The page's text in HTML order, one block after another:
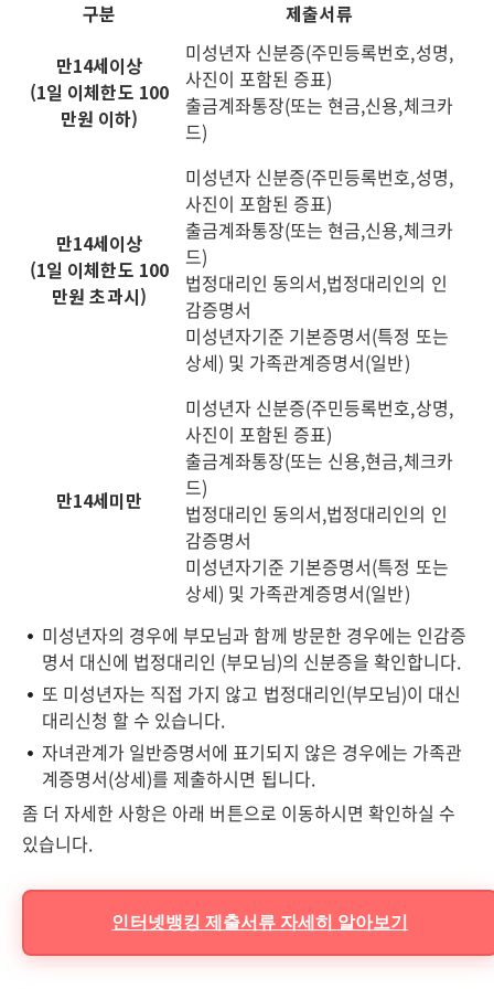
구분
제출서류
만14세이상
(1일 이체한도 100
만원 이하)
미성년자 신분증(주민등록번호,성명,
사진이 포함된 증표)
출금계좌통장(또는 현금,신용,체크카
드)
만14세이상
(1일 이체한도 100
만원 초과시)
미성년자 신분증(주민등록번호,성명,
사진이 포함된 증표)
출금계좌통장(또는 현금,신용,체크카
드)
법정대리인 동의서,법정대리인의 인
감증명서
미성년자기준 기본증명서(특정 또는
상세) 및 가족관계증명서(일반)
만14세미만
미성년자 신분증(주민등록번호,상명,
사진이 포함된 증표)
출금계좌통장(또는 신용,현금,체크카
드)
법정대리인 동의서,법정대리인의 인
감증명서
미성년자기준 기본증명서(특정 또는
상세) 및 가족관계증명서(일반)
미성년자의 경우에 부모님과 함께 방문한 경우에는 인감증
명서 대신에 법정대리인 (부모님)의 신분증을 확인합니다.
또 미성년자는 직접 가지 않고 법정대리인(부모님)이 대신
대리신청 할 수 있습니다.
자녀관계가 일반증명서에 표기되지 않은 경우에는 가족관
계증명서(상세)를 제출하시면 됩니다.
좀 더 자세한 사항은 아래 버튼으로 이동하시면 확인하실 수
있습니다.
인터넷뱅킹 제출서류 자세히 알아보기